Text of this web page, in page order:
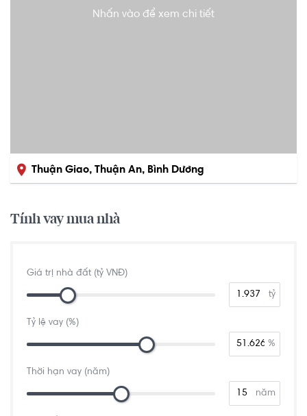
Nhấn vào để xem chi tiết
Thuận Giao, Thuận An, Bình Dương
Tính vay mua nhà
Giá trị nhà đất (tỷ VNĐ)
tỷ
Tỷ lệ vay (%)
%
Thời hạn vay (năm)
năm